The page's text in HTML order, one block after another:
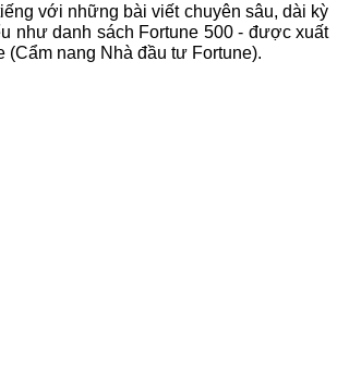
với những bài viết chuyên sâu, dài kỳ
như danh sách Fortune 500 - được xuất
nang Nhà đầu tư Fortune).